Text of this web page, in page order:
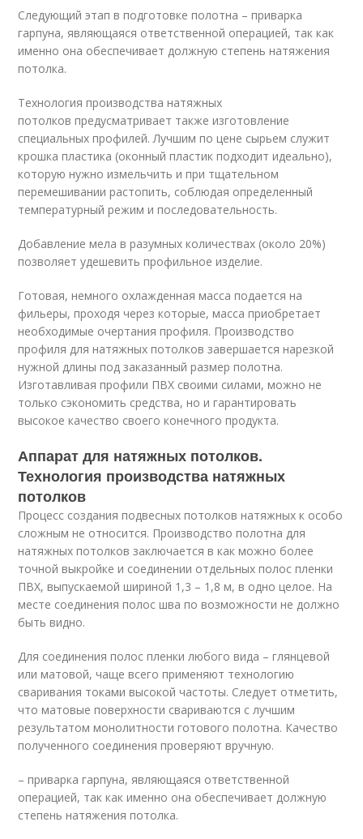
Следующий этап в подготовке полотна – приварка
гарпуна, являющаяся ответственной операцией, так как
именно она обеспечивает должную степень натяжения
потолка.
Технология производства натяжных
потолков предусматривает также изготовление
специальных профилей. Лучшим по цене сырьем служит
крошка пластика (оконный пластик подходит идеально),
которую нужно измельчить и при тщательном
перемешивании растопить, соблюдая определенный
температурный режим и последовательность.
Добавление мела в разумных количествах (около 20%)
позволяет удешевить профильное изделие.
Готовая, немного охлажденная масса подается на
фильеры, проходя через которые, масса приобретает
необходимые очертания профиля. Производство
профиля для натяжных потолков завершается нарезкой
нужной длины под заказанный размер полотна.
Изготавливая профили ПВХ своими силами, можно не
только сэкономить средства, но и гарантировать
высокое качество своего конечного продукта.
Аппарат для натяжных потолков.
Технология производства натяжных
потолков
Процесс создания подвесных потолков натяжных к особо
сложным не относится. Производство полотна для
натяжных потолков заключается в как можно более
точной выкройке и соединении отдельных полос пленки
ПВХ, выпускаемой шириной 1,3 – 1,8 м, в одно целое. На
месте соединения полос шва по возможности не должно
быть видно.
Для соединения полос пленки любого вида – глянцевой
или матовой, чаще всего применяют технологию
сваривания токами высокой частоты. Следует отметить,
что матовые поверхности свариваются с лучшим
результатом монолитности готового полотна. Качество
полученного соединения проверяют вручную.
– приварка гарпуна, являющаяся ответственной
операцией, так как именно она обеспечивает должную
степень натяжения потолка.